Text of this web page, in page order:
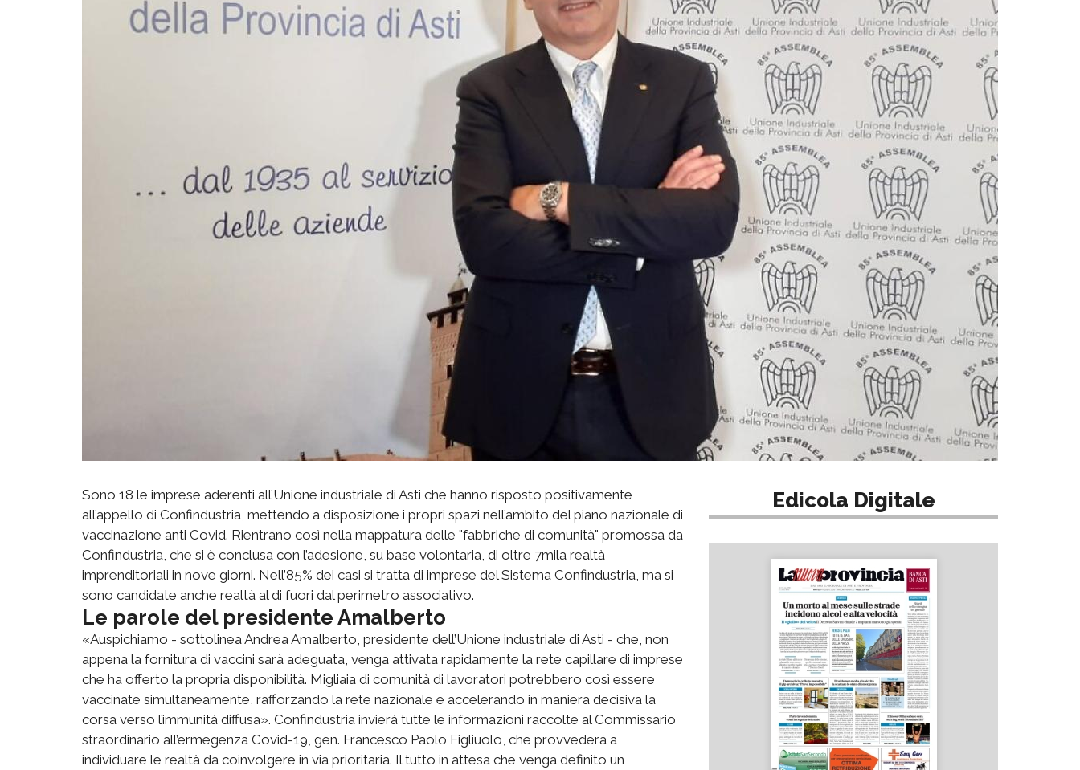
Sono 18 le imprese aderenti all’Unione industriale di Asti che hanno risposto positivamente
all’appello di Confindustria, mettendo a disposizione i propri spazi nell’ambito del piano nazionale di
vaccinazione anti Covid. Rientrano così nella mappatura delle "fabbriche di comunità" promossa da
Confindustria, che si è conclusa con l’adesione, su base volontaria, di oltre 7mila realtà
imprenditoriali in nove giorni. Nell’85% dei casi si tratta di imprese del Sistema Confindustria, ma si
sono candidate anche realtà al di fuori dal perimetro associativo.
Le parole del presidente Amalberto
«Auspichiamo - sottolinea Andrea Amalberto, presidente dell’Unione industriale di Asti - che, non
appena la fornitura di vaccini sarà adeguata, venga attivata rapidamente la rete capillare di imprese
che ha offerto la propria disponibilità. Migliaia di comunità di lavoratori potrebbero così essere
vaccinate simultaneamente, rafforzando la rete nazionale e accelerando in maniera decisiva la
corsa verso l’immunità diffusa». Confindustria invierà tutte le informazioni raccolte al Commissario
straordinario all’ermegenza Covid-19, gen. Francesco Paolo Figliuolo, che provvederà a
individuare le realtà da coinvolgere in via prioritaria. Il tutto in attesa che venga definito un
Edicola Digitale